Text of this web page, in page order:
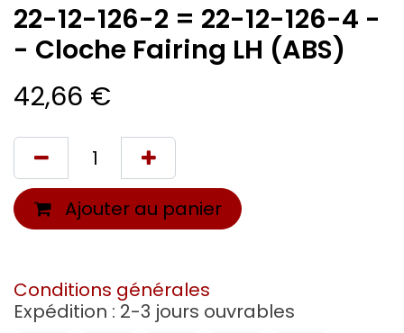
22-12-126-2 = 22-12-126-4 -
- Cloche Fairing LH (ABS)
42,66 €
Ajouter au panier
Conditions générales
Expédition : 2-3 jours ouvrables